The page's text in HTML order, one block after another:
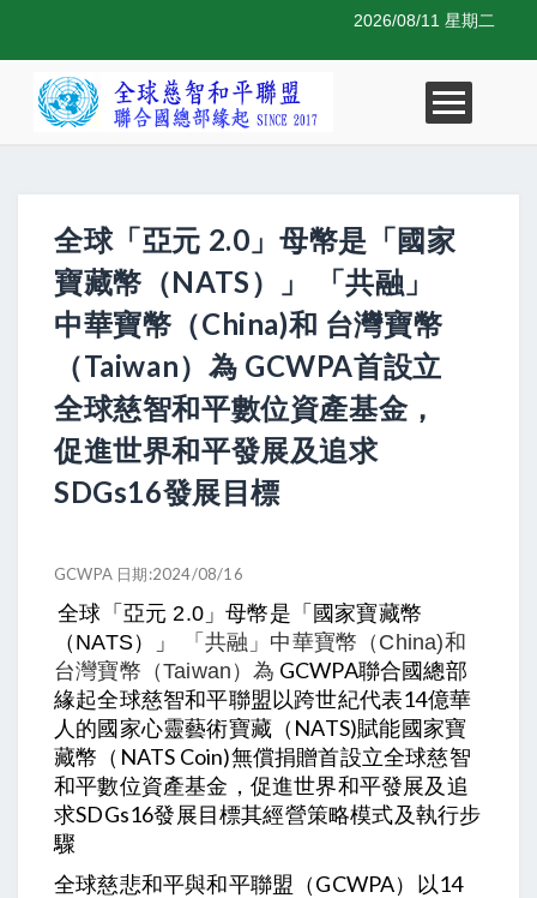
2026/08/11 星期二
全球「亞元 2.0」母幣是「國家
寶藏幣（NATS）」 「共融」
中華寶幣（China)和 台灣寶幣
（Taiwan）為 GCWPA首設立
全球慈智和平數位資產基金，
促進世界和平發展及追求
SDGs16發展目標
GCWPA 日期:2024/08/16
全球「亞元 2.0」母幣是「國家寶藏幣
（NATS）」
「共融」中華寶幣（China)和
台灣寶幣（Taiwan）為 GCWPA聯合國總部
緣起全球慈智和平聯盟以跨世紀代表14億華
人的國家心靈藝術寶藏（NATS)賦能國家寶
藏幣（NATS Coin)無償捐贈首設立全球慈智
和平數位資產基金，促進世界和平發展及追
求SDGs16發展目標其經營策略模式及執行步
驟
全球慈悲和平與和平聯盟（GCWPA）以14